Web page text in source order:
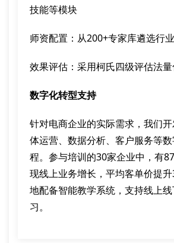
技能等模块
师资配置：从200+专家库遴选行
效果评估：采用柯氏四级评估法
数字化转型支持
针对电商企业的实际需求，我们
体运营、数据分析、客户服务等
程。参与培训的30家企业中，有
现线上业务增长，平均客单价提
地配备智能教学系统，支持线上
习。